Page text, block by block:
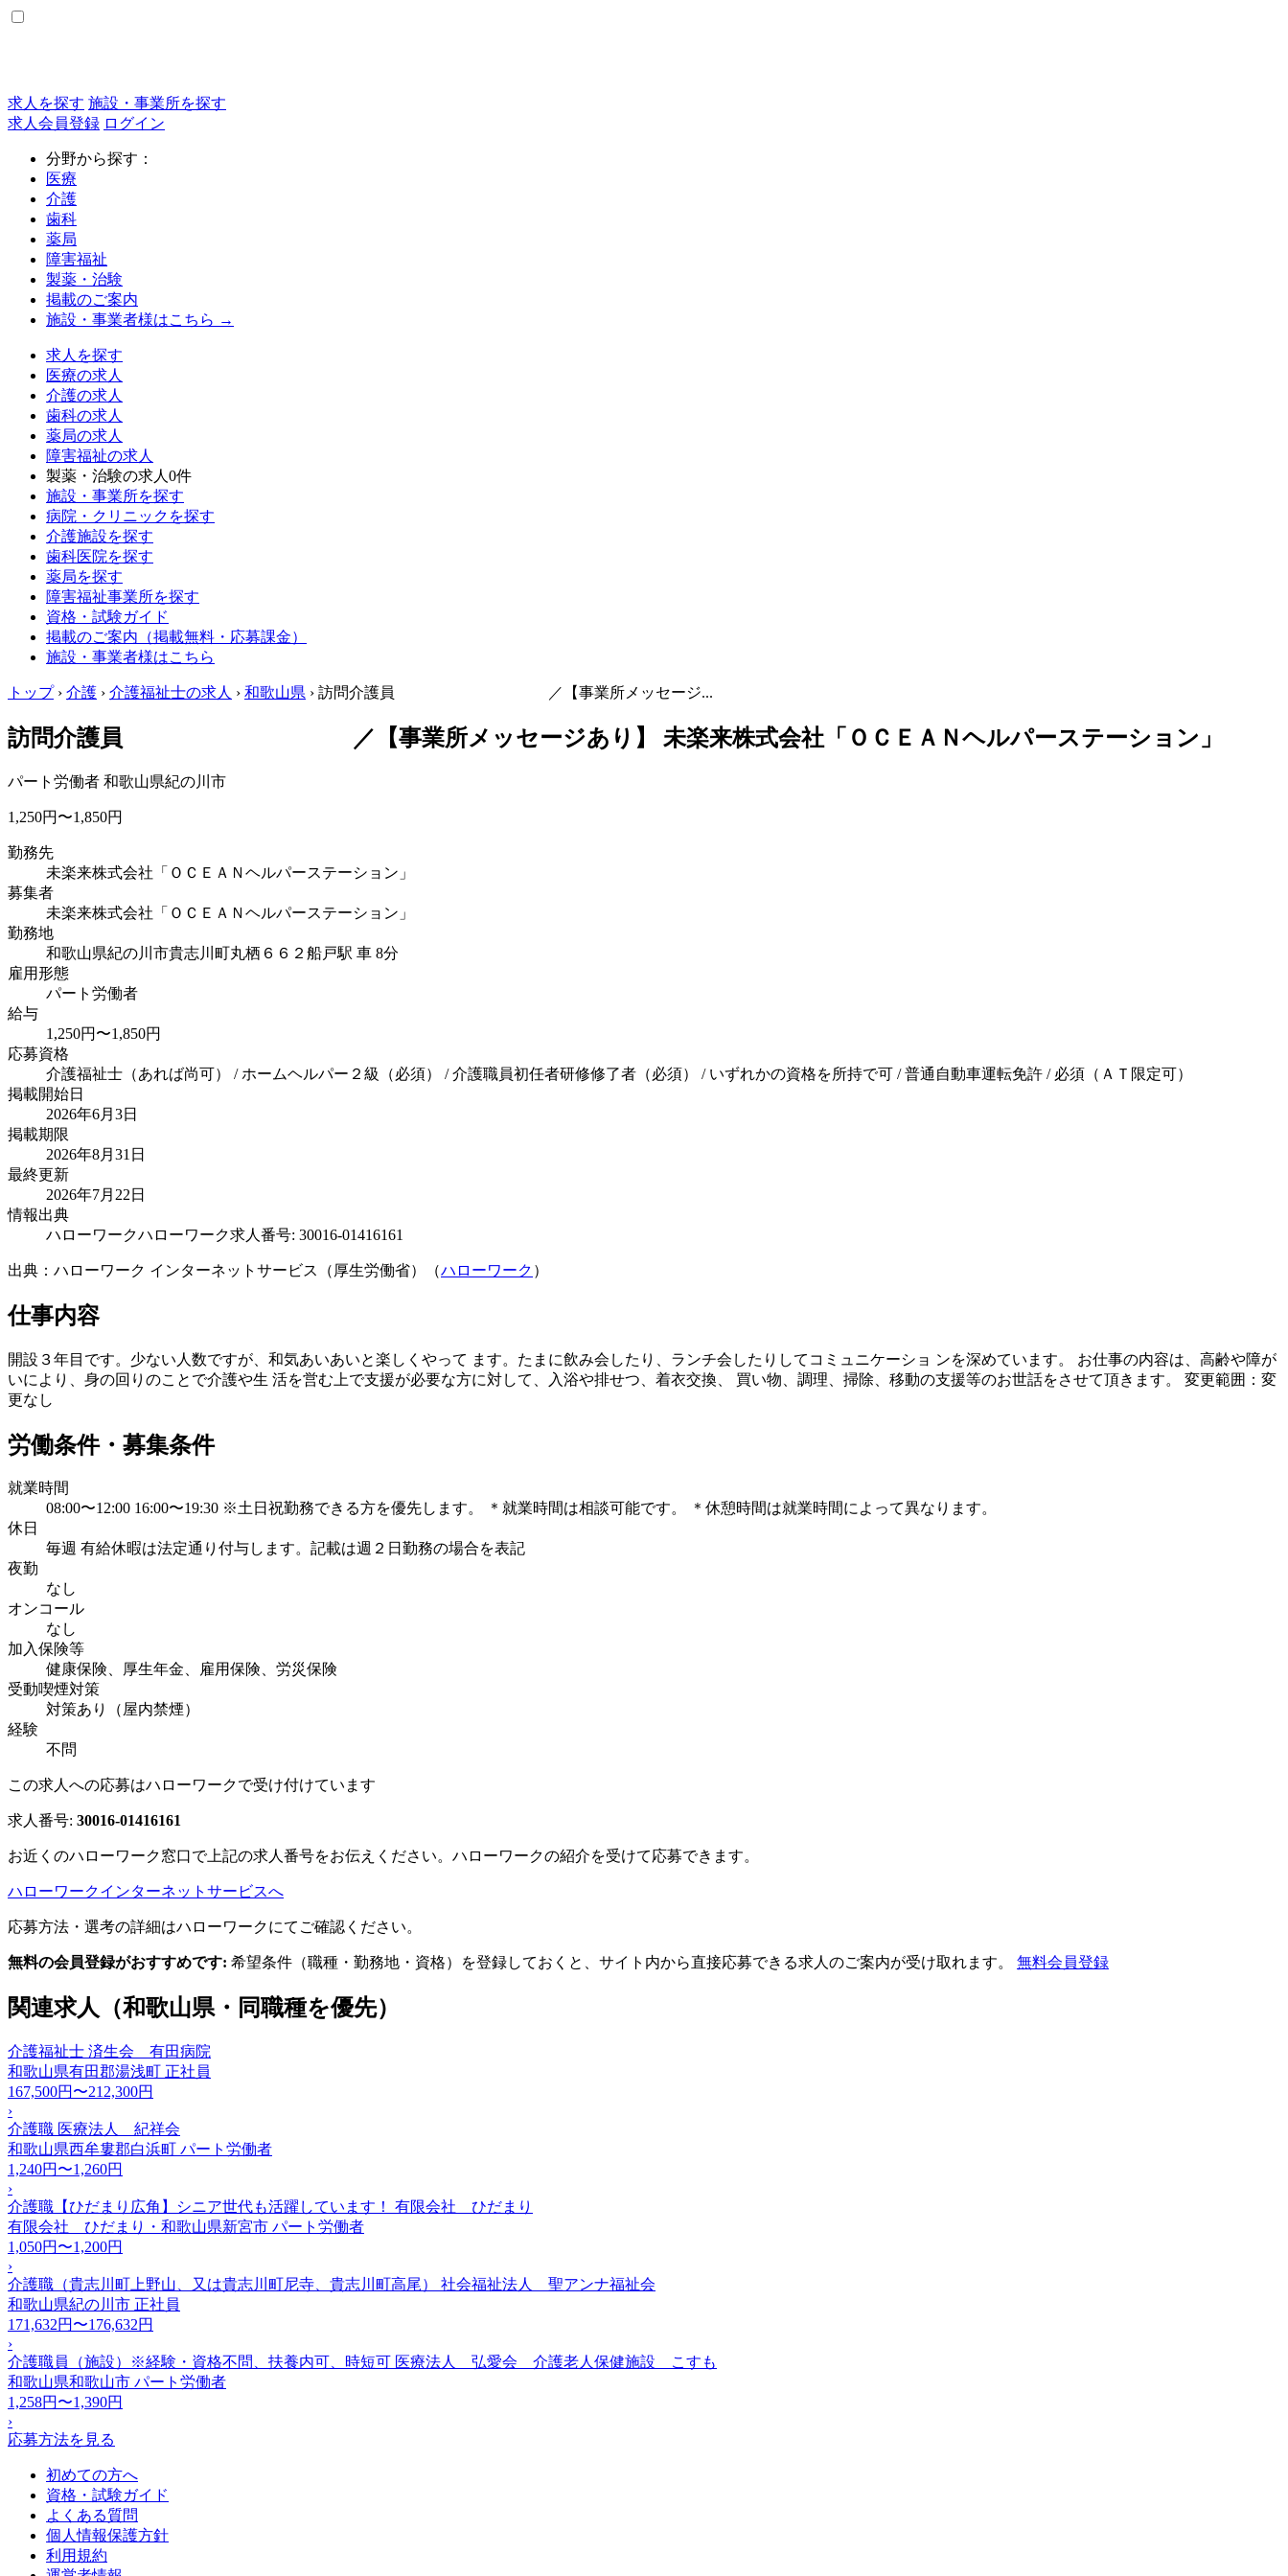
求人を探す 施設・事業所を探す
求人会員登録 ログイン
分野から探す：
医療
介護
歯科
薬局
障害福祉
製薬・治験
掲載のご案内
施設・事業者様はこちら →
求人を探す
医療の求人
介護の求人
歯科の求人
薬局の求人
障害福祉の求人
製薬・治験の求人 0件
施設・事業所を探す
病院・クリニックを探す
介護施設を探す
歯科医院を探す
薬局を探す
障害福祉事業所を探す
資格・試験ガイド
掲載のご案内（掲載無料・応募課金）
施設・事業者様はこちら
トップ › 介護 › 介護福祉士の求人 › 和歌山県 › 訪問介護員 ／【事業所メッセージ...
訪問介護員 ／【事業所メッセージあり】 未楽来株式会社「ＯＣＥＡＮヘルパーステーション」
パート労働者 和歌山県紀の川市
1,250円〜1,850円
勤務先
未楽来株式会社「ＯＣＥＡＮヘルパーステーション」
募集者
未楽来株式会社「ＯＣＥＡＮヘルパーステーション」
勤務地
和歌山県紀の川市貴志川町丸栖６６２ 船戸駅 車 8分
雇用形態
パート労働者
給与
1,250円〜1,850円
応募資格
介護福祉士（あれば尚可） / ホームヘルパー２級（必須） / 介護職員初任者研修修了者（必須） / いずれかの資格を所持で可 / 普通自動車運転免許 / 必須（ＡＴ限定可）
掲載開始日
2026年6月3日
掲載期限
2026年8月31日
最終更新
2026年7月22日
情報出典
ハローワークハローワーク求人番号: 30016-01416161
出典：ハローワーク インターネットサービス（厚生労働省）（ハローワーク ）
仕事内容
開設３年目です。少ない人数ですが、和気あいあいと楽しくやって ます。たまに飲み会したり、ランチ会したりしてコミュニケーショ ンを深めています。 お仕事の内容は、高齢や障が
いにより、身の回りのことで介護や生 活を営む上で支援が必要な方に対して、入浴や排せつ、着衣交換、 買い物、調理、掃除、移動の支援等のお世話をさせて頂きます。 変更範囲：変
更なし
労働条件・募集条件
就業時間
08:00〜12:00 16:00〜19:30 ※土日祝勤務できる方を優先します。 ＊就業時間は相談可能です。 ＊休憩時間は就業時間によって異なります。
休日
毎週 有給休暇は法定通り付与します。記載は週２日勤務の場合を表記
夜勤
なし
オンコール
なし
加入保険等
健康保険、厚生年金、雇用保険、労災保険
受動喫煙対策
対策あり（屋内禁煙）
経験
不問
この求人への応募はハローワークで受け付けています
求人番号: 30016-01416161
お近くのハローワーク窓口で上記の求人番号をお伝えください。ハローワークの紹介を受けて応募できます。
ハローワークインターネットサービスへ
応募方法・選考の詳細はハローワークにてご確認ください。
無料の会員登録がおすすめです: 希望条件（職種・勤務地・資格）を登録しておくと、サイト内から直接応募できる求人のご案内が受け取れます。 無料会員登録
関連求人（和歌山県・同職種を優先）
介護福祉士 済生会 有田病院
和歌山県有田郡湯浅町 正社員
167,500円〜212,300円
›
介護職 医療法人 紀祥会
和歌山県西牟婁郡白浜町 パート労働者
1,240円〜1,260円
›
介護職【ひだまり広角】シニア世代も活躍しています！ 有限会社 ひだまり
有限会社 ひだまり・和歌山県新宮市 パート労働者
1,050円〜1,200円
›
介護職（貴志川町上野山、又は貴志川町尼寺、貴志川町高尾） 社会福祉法人 聖アンナ福祉会
和歌山県紀の川市 正社員
171,632円〜176,632円
›
介護職員（施設）※経験・資格不問、扶養内可、時短可 医療法人 弘愛会 介護老人保健施設 こすも
和歌山県和歌山市 パート労働者
1,258円〜1,390円
›
応募方法を見る
初めての方へ
資格・試験ガイド
よくある質問
個人情報保護方針
利用規約